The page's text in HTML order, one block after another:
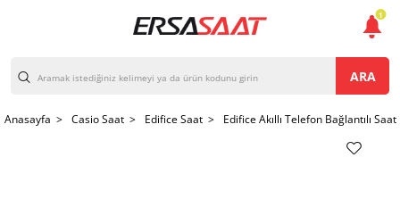
ARA
Anasayfa > Casio Saat > Edifice Saat > Edifice Akıllı Telefon Bağlantılı
1